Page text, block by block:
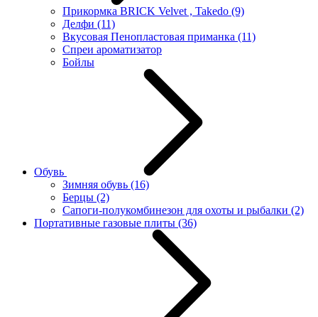
Прикормка BRICK Velvet , Takedo (9)
Делфи (11)
Вкусовая Пенопластовая приманка (11)
Спреи ароматизатор
Бойлы
Обувь
Зимняя обувь (16)
Берцы (2)
Сапоги-полукомбинезон для охоты и рыбалки (2)
Портативные газовые плиты (36)